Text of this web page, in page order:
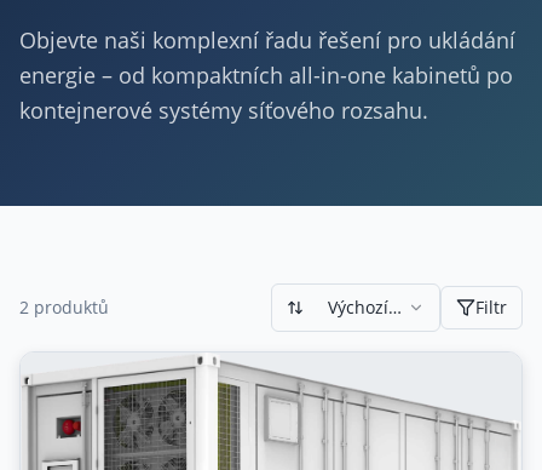
Objevte naši komplexní řadu řešení pro ukládání
energie – od kompaktních all-in-one kabinetů po
kontejnerové systémy síťového rozsahu.
2 produktů
Výchozí
řazení
Filtr